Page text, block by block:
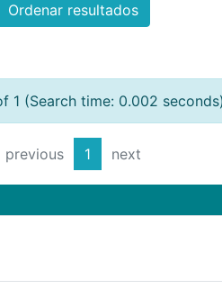
Ordenar resultados
1 (Search time: 0.002
previous 1 next